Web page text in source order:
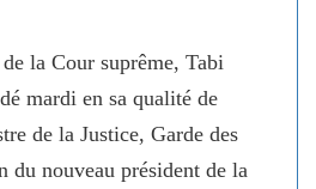
la Cour suprême, Tabi
mardi en sa qualité de
de la Justice, Garde des
du nouveau président de la